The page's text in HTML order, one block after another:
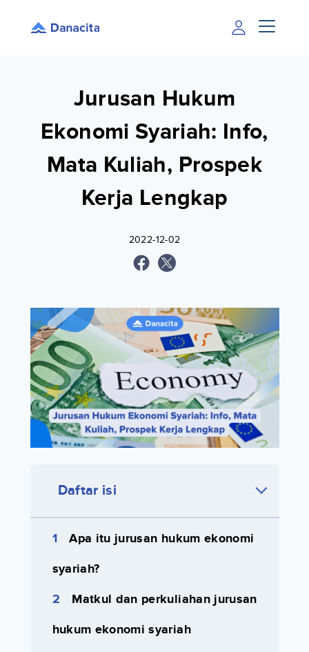
Jurusan Hukum
Ekonomi Syariah: Info,
Mata Kuliah, Prospek
Kerja Lengkap
2022-12-02
Daftar isi
Apa itu jurusan hukum ekonomi
syariah?
Matkul dan perkuliahan jurusan
hukum ekonomi syariah